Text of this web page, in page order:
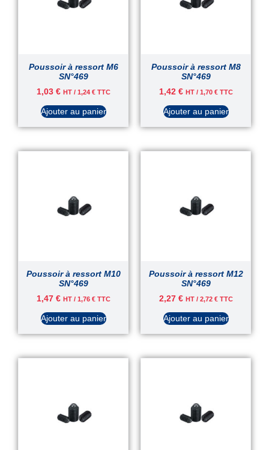
Poussoir à ressort M6
SN°469
1,03 € HT / 1,24 €TTC
Ajouter au panier
Poussoir à ressort M8
SN°469
1,42 € HT / 1,70 €TTC
Ajouter au panier
Poussoir à ressort M10
SN°469
1,47 € HT / 1,76 €TTC
Ajouter au panier
Poussoir à ressort M12
SN°469
2,27 € HT / 2,72 €TTC
Ajouter au panier